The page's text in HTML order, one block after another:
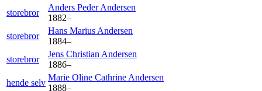
storebror
Anders PederAndersen
1882–
storebror
Hans Marius Andersen
1884–
storebror
Jens Christian Andersen
1886–
hende selv
Marie Oline Cathrine Andersen
1888–